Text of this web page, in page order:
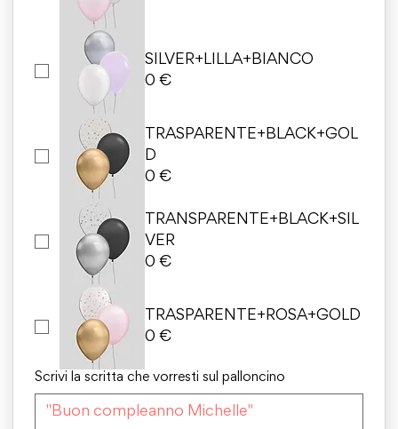
SILVER+LILLA+BIANCO
0 €
TRASPARENTE+BLACK+GOL
D
0 €
TRANSPARENTE+BLACK+SIL
VER
0 €
TRASPARENTE+ROSA+GOLD
0 €
Scrivi la scritta che vorresti sul palloncino